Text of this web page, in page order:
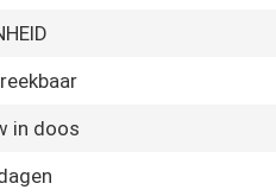
in doos